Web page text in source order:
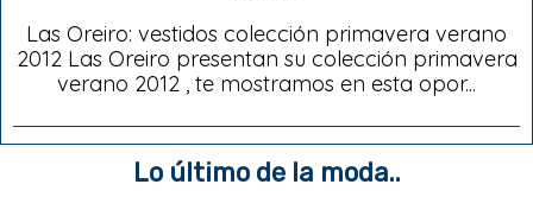
Las Oreiro: vestidos colección primavera verano
2012 Las Oreiro presentan su colección primavera
verano 2012 , te mostramos en esta opor...
Lo último de la moda..